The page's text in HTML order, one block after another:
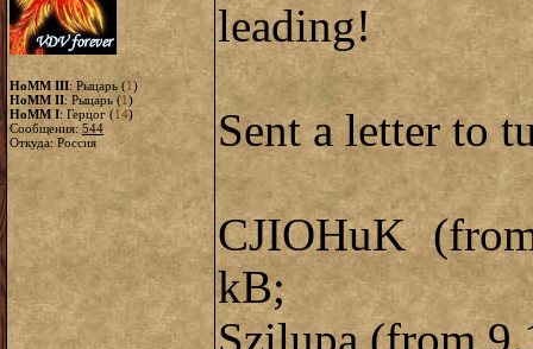
HoMM III: Рыцарь (1)
HoMM II: Рыцарь (1)
HoMM I: Герцог (14)
Сообщения: 544
Откуда: Россия
leading!
Sent a letter to
CJIOHuK
kB;